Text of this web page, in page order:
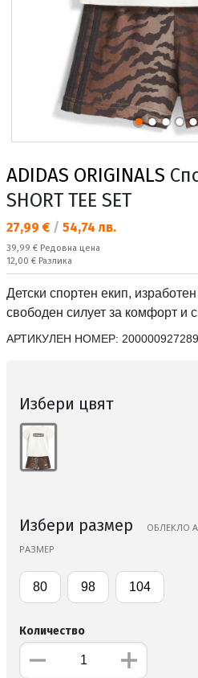
ADIDAS ORIGINALS
SHORT TEE SET
Текуща цена:
27,99 € / 54,74 лв.
Редовна цена:
39,99 € Редовна цена
Спестявате:
12,00 € Разлика
Детски спортен екип,
свободен силует за комфорт и
АРТИКУЛЕН НОМЕР: 200000927289
Избери цвят
Избери размер
ОБЛЕКЛО
РАЗМЕР
80 98 104
Количество